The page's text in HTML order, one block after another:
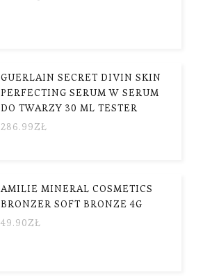
GUERLAIN SECRET DIVIN SKIN
PERFECTING SERUM W SERUM
DO TWARZY 30 ML TESTER
286.99ZŁ
AMILIE MINERAL COSMETICS
BRONZER SOFT BRONZE 4G
49.90ZŁ